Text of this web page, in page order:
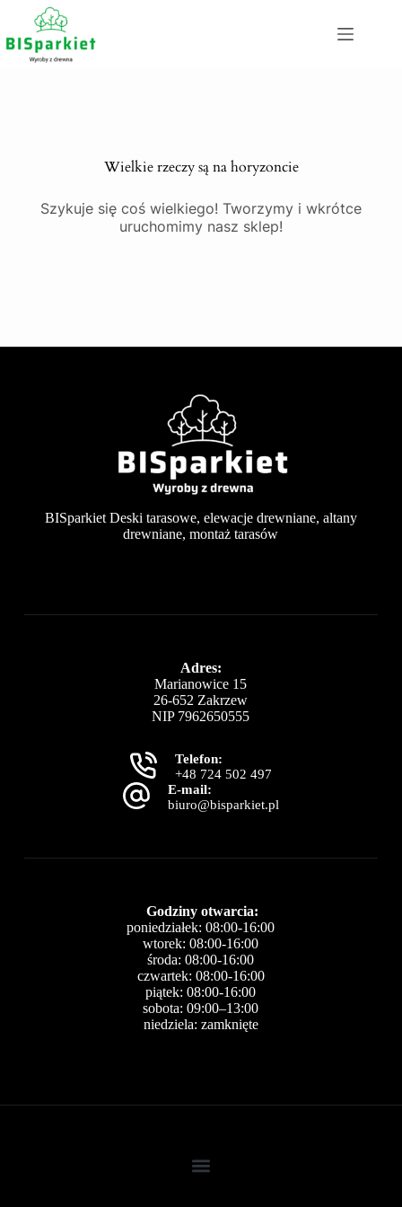
Wielkie rzeczy są na horyzoncie
Szykuje się coś wielkiego! Tworzymy i wkrótce
uruchomimy nasz sklep!
BISparkiet Deski tarasowe, elewacje drewniane, altany
drewniane, montaż tarasów
Adres:
Marianowice 15
26-652 Zakrzew
NIP 7962650555
Telefon:
+48 724 502 497
E-mail:
biuro@bisparkiet.pl
Godziny otwarcia:
poniedziałek: 08:00-16:00
wtorek: 08:00-16:00
środa: 08:00-16:00
czwartek: 08:00-16:00
piątek: 08:00-16:00
sobota: 09:00–13:00
niedziela: zamknięte